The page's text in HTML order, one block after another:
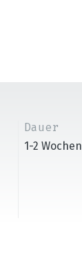
Dauer
1-2 Wochen